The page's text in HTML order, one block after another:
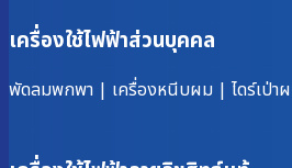
เครื่องใช้ไฟฟ้าส่วนบุคคล
พัดลมพกพา | เครื่องหนีบผม | ไดร์เป่า